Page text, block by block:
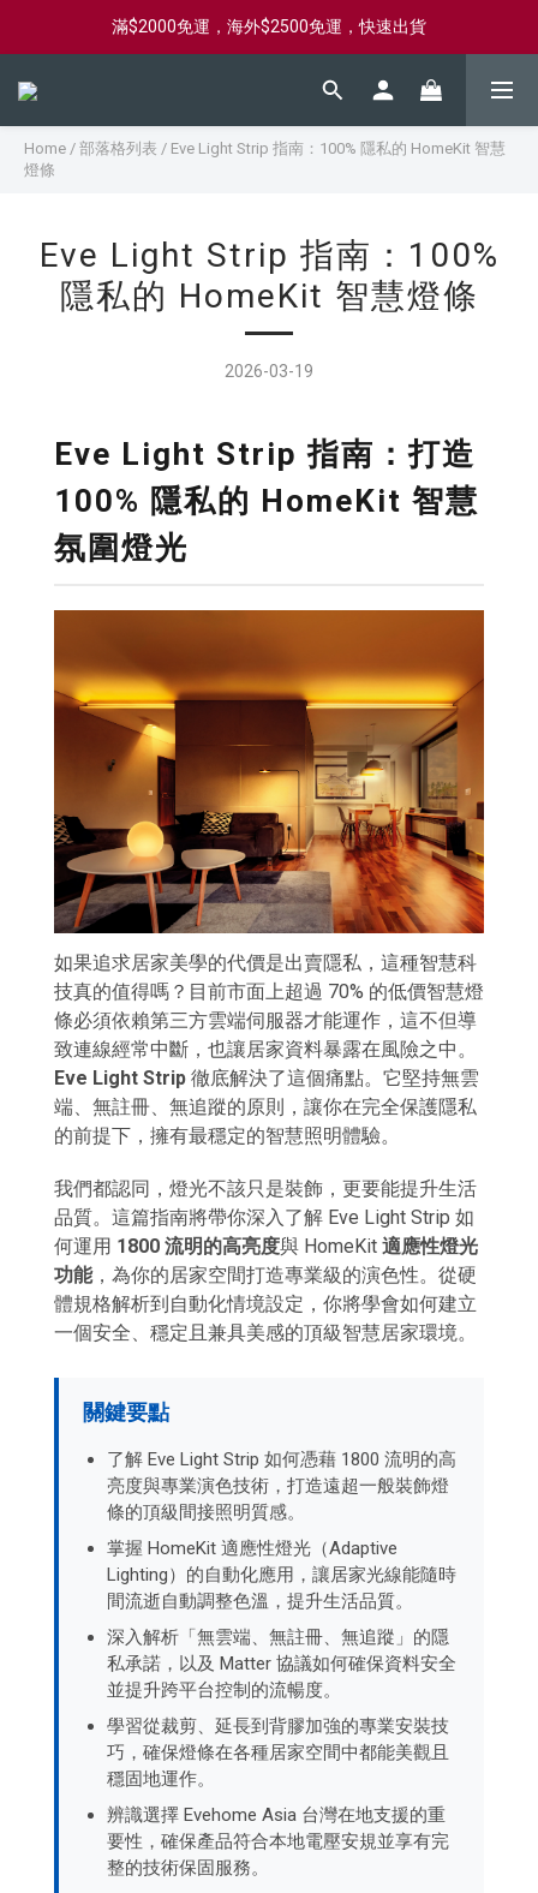
新會員首購滿$2000，送購物金$2000
新會員首購滿$2000，送購物金$2000
Home / 部落格列表 / Eve Light Strip 指南：100% 隱私的 HomeKit 智慧
燈條
Eve Light Strip 指南：100%
隱私的 HomeKit 智慧燈條
2026-03-19
Eve Light Strip 指南：打造
100% 隱私的 HomeKit 智慧
氛圍燈光
如果追求居家美學的代價是出賣隱私，這種智慧科
技真的值得嗎？目前市面上超過 70% 的低價智慧燈
條必須依賴第三方雲端伺服器才能運作，這不但導
致連線經常中斷，也讓居家資料暴露在風險之中。
Eve Light Strip 徹底解決了這個痛點。它堅持無雲
端、無註冊、無追蹤的原則，讓你在完全保護隱私
的前提下，擁有最穩定的智慧照明體驗。
我們都認同，燈光不該只是裝飾，更要能提升生活
品質。這篇指南將帶你深入了解 Eve Light Strip 如
何運用 1800 流明的高亮度與 HomeKit 適應性燈光
功能，為你的居家空間打造專業級的演色性。從硬
體規格解析到自動化情境設定，你將學會如何建立
一個安全、穩定且兼具美感的頂級智慧居家環境。
關鍵要點
了解 Eve Light Strip 如何憑藉 1800 流明的高
亮度與專業演色技術，打造遠超一般裝飾燈
條的頂級間接照明質感。
掌握 HomeKit 適應性燈光（Adaptive
Lighting）的自動化應用，讓居家光線能隨時
間流逝自動調整色溫，提升生活品質。
深入解析「無雲端、無註冊、無追蹤」的隱
私承諾，以及 Matter 協議如何確保資料安全
並提升跨平台控制的流暢度。
學習從裁剪、延長到背膠加強的專業安裝技
巧，確保燈條在各種居家空間中都能美觀且
穩固地運作。
辨識選擇 Evehome Asia 台灣在地支援的重
要性，確保產品符合本地電壓安規並享有完
整的技術保固服務。